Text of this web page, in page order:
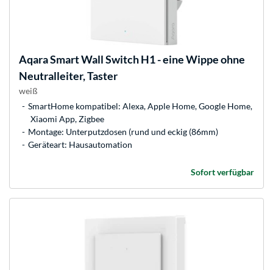
AqaraSmart Wall Switch H1 - eine Wippe ohne
Neutralleiter, Taster
weiß
SmartHome kompatibel: Alexa, Apple Home, Google Home,
Xiaomi App, Zigbee
Montage: Unterputzdosen (rund und eckig (86mm)
Geräteart: Hausautomation
Sofort verfügbar